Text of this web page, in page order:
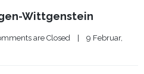
Wittgenstein
are Closed
9 Februar,